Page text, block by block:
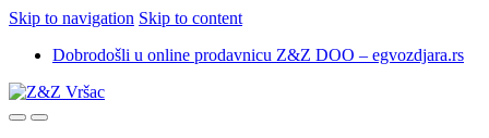
Skip to navigation Skip to content
Dobrodošli u online prodavnicu Z&Z DOO – egvozdjara.rs